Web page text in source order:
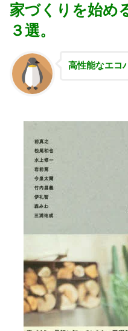
家づくりを始め
３選。
高性能なエコ